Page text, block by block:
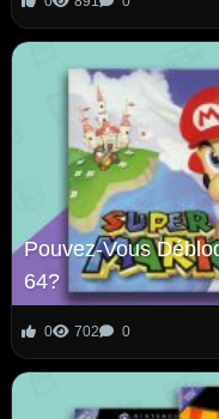
Pouvez-Vous
64?
0 702 0